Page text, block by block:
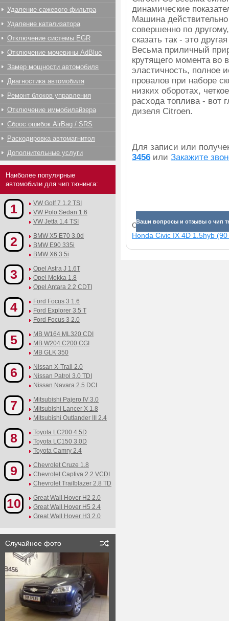
динамические
Машина действительно
совершенно по
сказать так - это
Весьма приличный
крутящего момента во
эластичность, полное
провалов при наборе
низких оборотах,
расхода топлива - вот
дизеля Citroen.
Для записи или
3456 или Закажите
Ваши вопросы и отзывы о чип
Смотрите прибавки для
Honda Civic IX 4D 1.5hyb (90
Удаление сажевого фильтра
Удаление катализатора
Отключение системы EGR
Отключение мочевины AdBlue
Замер мощности автомобиля
Диагностика автомобиля
Ремонт блоков управления
Отключение иммобилайзера
Сброс ошибок AirBag / SRS
Раскодировка автомагнитол
Дополнительные услуги
Наиболее популярные
автомобили для чип тюнинга:
1
VW Golf 7 1.2 TSI
VW Polo Sedan 1.6
VW Jetta 1.4 TSI
2
BMW X5 E70 3.0d
BMW E90 335i
BMW X6 3.5i
3
Opel Astra J 1.6T
Opel Mokka 1.8
Opel Antara 2.2 CDTI
4
Ford Focus 3 1.6
Ford Explorer 3.5 T
Ford Focus 3 2.0
5
MB W164 ML320 CDI
MB W204 C200 CGI
MB GLK 350
6
Nissan X-Trail 2.0
Nissan Patrol 3.0 TDI
Nissan Navara 2.5 DCI
7
Mitsubishi Pajero IV 3.0
Mitsubishi Lancer X 1.8
Mitsubishi Outlander III 2.4
8
Toyota LC200 4.5D
Toyota LC150 3.0D
Toyota Camry 2.4
9
Chevrolet Cruze 1.8
Chevrolet Captiva 2.2 VCDI
Chevrolet Trailblazer 2.8 TD
10
Great Wall Hover H2 2.0
Great Wall Hover H5 2.4
Great Wall Hover H3 2.0
Случайное фото